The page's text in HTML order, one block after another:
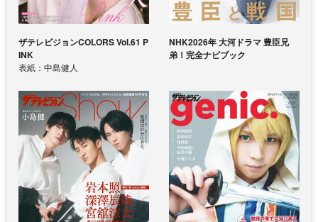
ザテレビジョンCOLORS Vol.61 P
INK
表紙：中島健人
NHK2026年 大河ドラマ 豊臣兄
弟！完全ナビブック